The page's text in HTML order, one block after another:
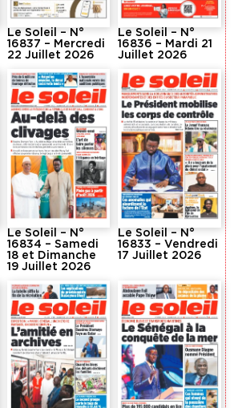
Le Soleil – N°
16837 – Mercredi
22 Juillet 2026
Le Soleil – N°
16836 – Mardi 21
Juillet 2026
Le Soleil – N°
16834 – Samedi
18 et Dimanche
19 Juillet 2026
Le Soleil – N°
16833 – Vendredi
17 Juillet 2026